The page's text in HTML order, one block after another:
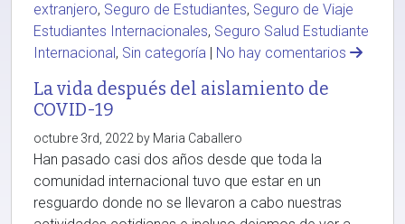
extranjero, Seguro de Estudiantes, Seguro de Viaje
Estudiantes Internacionales, Seguro Salud Estudiante
Internacional, Sin categoría | No hay comentarios
La vida después del aislamiento de
COVID-19
octubre 3rd, 2022 by Maria Caballero
Han pasado casi dos años desde que toda la
comunidad internacional tuvo que estar en un
resguardo donde no se llevaron a cabo nuestras